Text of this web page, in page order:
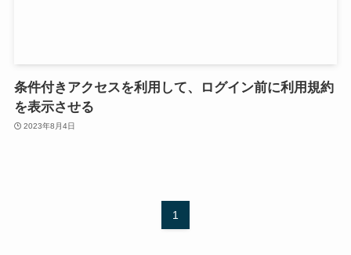
条件付きアクセスを利用して、ログイン前に利用規約
を表示させる
2023年8月4日
1